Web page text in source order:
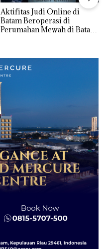
Aktifitas Judi Online di
Batam Beroperasi di
Perumahan Mewah di Batam